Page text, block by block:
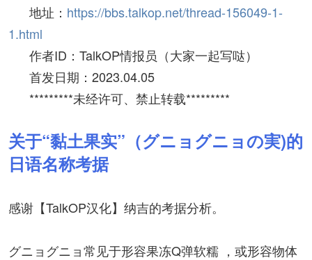
地址： https://bbs.talkop.net/thread-156049-1-
1.html
作者ID：TalkOP情报员（大家一起写哒）
首发日期：2023.04.05
*********未经许可、禁止转载*********
关于“黏土果实”（グニョグニョの実)的
日语名称考据
感谢【TalkOP汉化】纳吉的考据分析。
グニョグニョ常见于形容果冻Q弹软糯 ，或形容物体